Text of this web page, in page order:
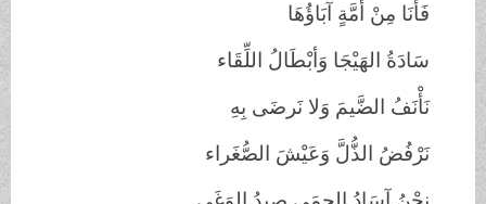
فَأَنَا مِنْ أُمَّةٍ آبَاؤُهَا
سَادَةُ الهَيْجَا وَأبْطَالُ اللِّقَاء
نَأْنَفُ الضَّيمَ وَلا نَرضَى بِهِ
نَرْفُضُ الذُّلَّ وَعَيْشَ الصُّغَراء